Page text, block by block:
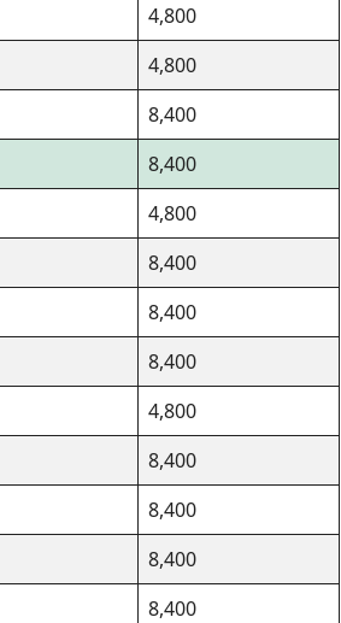
4,800
4,800
8,400
8,400
4,800
8,400
8,400
8,400
4,800
8,400
8,400
8,400
8,400